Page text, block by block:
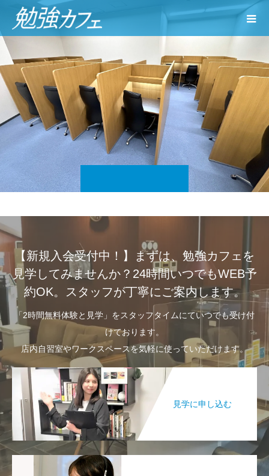
【新規入会受付中！】まずは、勉強カフェを
見学してみませんか？24時間いつでもWEB予
約OK。スタッフが丁寧にご案内します。
「2時間無料体験と見学」をスタッフタイムにていつでも受け付
けております。
店内自習室やワークスペースを気軽に使っていただけます。
見学に申し込む